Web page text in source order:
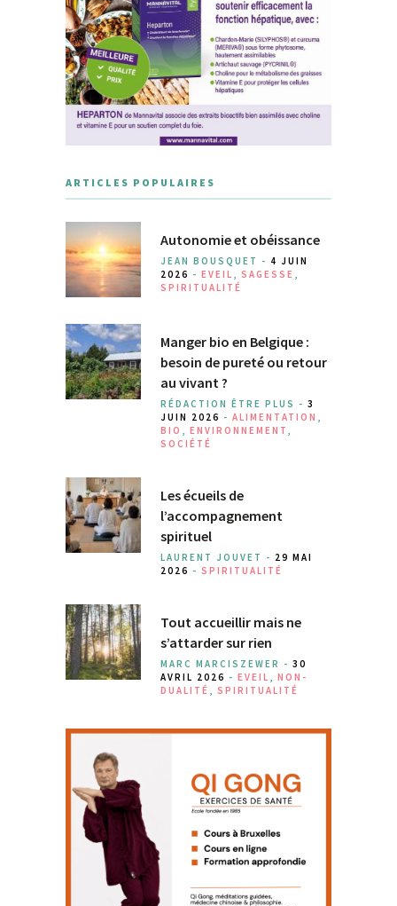
ARTICLES POPULAIRES
Autonomie et obéissance
JEAN BOUSQUET - 4 JUIN
2026 - EVEIL , SAGESSE ,
SPIRITUALITÉ
Manger bio en Belgique :
besoin de pureté ou retour
au vivant ?
RÉDACTION ÊTRE PLUS - 3
JUIN 2026 - ALIMENTATION ,
BIO , ENVIRONNEMENT ,
SOCIÉTÉ
Les écueils de
l’accompagnement
spirituel
LAURENT JOUVET - 29 MAI
2026 - SPIRITUALITÉ
Tout accueillir mais ne
s’attarder sur rien
MARC MARCISZEWER - 30
AVRIL 2026 - EVEIL , NON-
DUALITÉ , SPIRITUALITÉ